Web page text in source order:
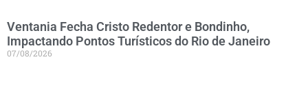
Ventania Fecha Cristo Redentor e Bondinho,
Impactando Pontos Turísticos do Rio de Janeiro
07/08/2026